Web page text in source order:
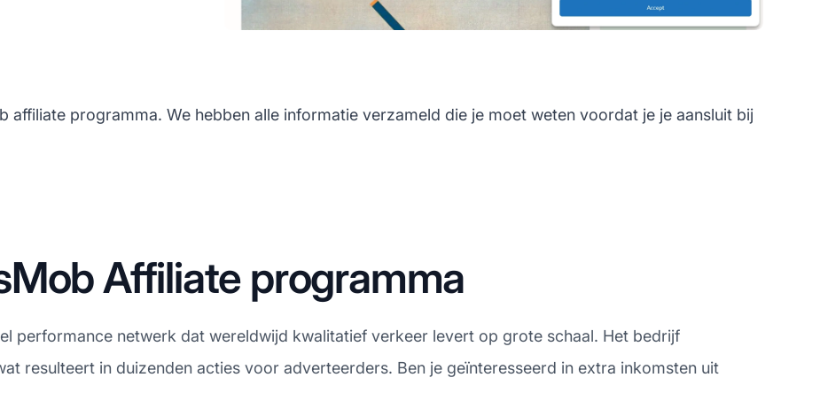
affiliate programma. We hebben alle informatie verzameld die je moet weten voordat je je aansluit bij
Affiliate programma
performance netwerk dat wereldwijd kwalitatief verkeer levert op grote schaal. Het bedrijf
resulteert in duizenden acties voor adverteerders. Ben je geïnteresseerd in extra inkomsten uit